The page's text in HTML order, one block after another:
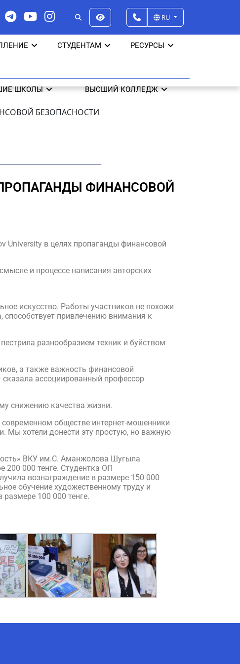
RU
СТУДЕНТАМ РЕСУРСЫ
ШКОЛЫ ВЫСШИЙ КОЛЛЕДЖ
БЕЗОПАСНОСТИ
ФИНАНСОВОЙ
University в целях пропаганды финансовой
и процессе написания авторских
искусство. Работы участников не похожи
способствует привлечению внимания к
разнообразием техник и буйством
а также важность финансовой
ассоциированный профессор
снижению качества жизни.
обществе интернет-мошенники
Мы хотели донести эту простую, но важную
ВКУ им.С. Аманжолова Шугыла
200 000 тенге. Студентка ОП
вознаграждение в размере 150 000
обучение художественному труду и
100 000 тенге.
AI-Talapker